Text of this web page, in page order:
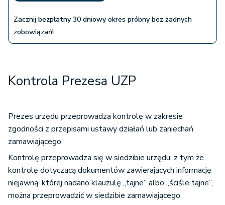
Zacznij bezpłatny 30 dniowy okres próbny bez żadnych
zobowiązań!
Kontrola Prezesa UZP
Prezes urzędu przeprowadza kontrolę w zakresie
zgodności z przepisami ustawy działań lub zaniechań
zamawiającego.
Kontrolę przeprowadza się w siedzibie urzędu, z tym że
kontrolę dotyczącą dokumentów zawierających informację
niejawną, której nadano klauzulę „tajne” albo „ściśle tajne”,
można przeprowadzić w siedzibie zamawiającego.